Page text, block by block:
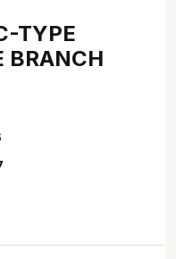
TYPE
BRANCH